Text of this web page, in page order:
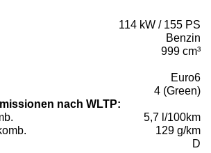
114 kW / 155 PS
Benzin
999 cm³
Euro6
4 (Green)
nach WLTP:
5,7 l/100km
129 g/km
D